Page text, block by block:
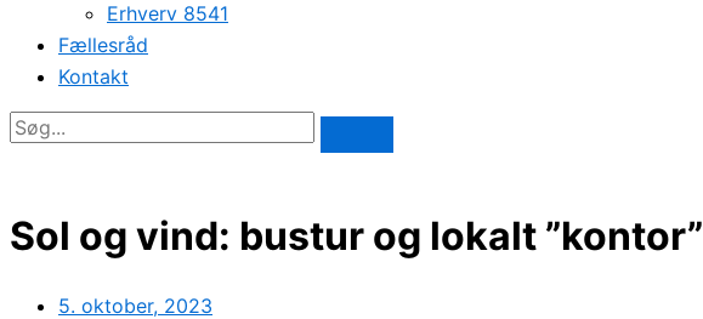
Erhverv 8541
Fællesråd
Kontakt
Sol og vind: bustur og lokalt ”kontor”
5. oktober, 2023